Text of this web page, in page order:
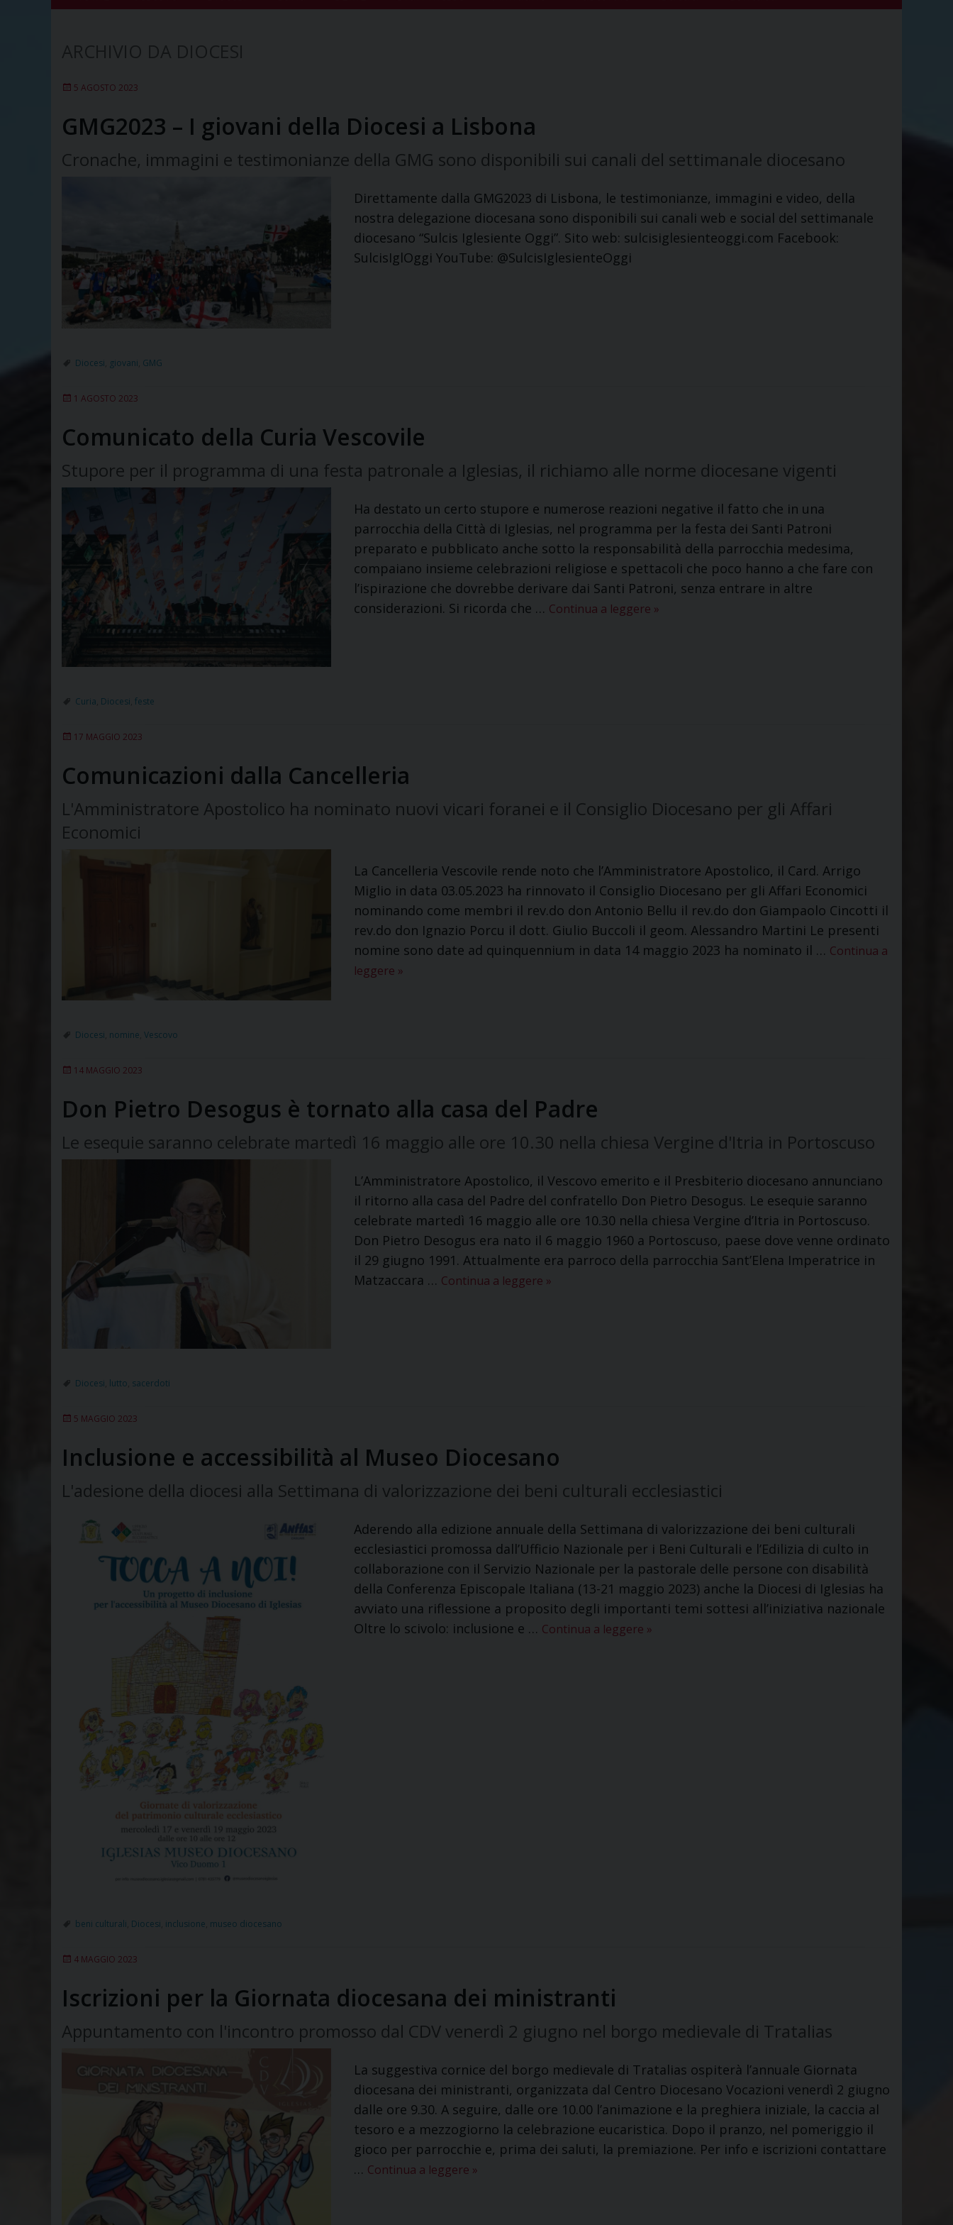
5 AGOSTO 2023
GMG2023 – I giovani della Diocesi a Lisbona
Cronache, immagini e testimonianze della GMG sono disponibili sui canali del settimanale diocesano
Direttamente dalla GMG2023 di Lisbona, le testimonianze, immagini e video, della
nostra delegazione diocesana sono disponibili sui canali web e social del settimanale
diocesano “Sulcis Iglesiente Oggi”. Sito web: sulcisiglesienteoggi.com Facebook:
SulcisIglOggi YouTube: @SulcisIglesienteOggi
Diocesi giovani GMG
1 AGOSTO 2023
Comunicato della Curia Vescovile
Stupore per il programma di una festa patronale a Iglesias, il richiamo alle norme diocesane vigenti
Ha destato un certo stupore e numerose reazioni negative il fatto che in una
parrocchia della Città di Iglesias, nel programma per la festa dei Santi Patroni
preparato e pubblicato anche sotto la responsabilità della parrocchia medesima,
compaiano insieme celebrazioni religiose e spettacoli che poco hanno a che fare con
l’ispirazione che dovrebbe derivare dai Santi Patroni, senza entrare in altre
considerazioni. Si ricorda che … Continua a leggere »
Curia Diocesi feste
17 MAGGIO 2023
Comunicazioni dalla Cancelleria
L'Amministratore Apostolico ha nominato nuovi vicari foranei e il Consiglio Diocesano per gli Affari
Economici
La Cancelleria Vescovile rende noto che l’Amministratore Apostolico, il Card. Arrigo
Miglio in data 03.05.2023 ha rinnovato il Consiglio Diocesano per gli Affari Economici
nominando come membri il rev.do don Antonio Bellu il rev.do don Giampaolo Cincotti il
rev.do don Ignazio Porcu il dott. Giulio Buccoli il geom. Alessandro Martini Le presenti
nomine sono date ad quinquennium in data 14 maggio 2023 ha nominato il … Continua a
leggere »
Diocesi nomine Vescovo
14 MAGGIO 2023
Don Pietro Desogus è tornato alla casa del Padre
Le esequie saranno celebrate martedì 16 maggio alle ore 10.30 nella chiesa Vergine d'Itria in Portoscuso
L’Amministratore Apostolico, il Vescovo emerito e il Presbiterio diocesano annunciano
il ritorno alla casa del Padre del confratello Don Pietro Desogus. Le esequie saranno
celebrate martedì 16 maggio alle ore 10.30 nella chiesa Vergine d’Itria in Portoscuso.
Don Pietro Desogus era nato il 6 maggio 1960 a Portoscuso, paese dove venne ordinato
il 29 giugno 1991. Attualmente era parroco della parrocchia Sant’Elena Imperatrice in
Matzaccara … Continua a leggere »
Diocesi lutto sacerdoti
5 MAGGIO 2023
Inclusione e accessibilità al Museo Diocesano
L'adesione della diocesi alla Settimana di valorizzazione dei beni culturali ecclesiastici
Aderendo alla edizione annuale della Settimana di valorizzazione dei beni culturali
ecclesiastici promossa dall’Ufficio Nazionale per i Beni Culturali e l’Edilizia di culto in
collaborazione con il Servizio Nazionale per la pastorale delle persone con disabilità
della Conferenza Episcopale Italiana (13-21 maggio 2023) anche la Diocesi di Iglesias ha
avviato una riflessione a proposito degli importanti temi sottesi all’iniziativa nazionale
Oltre lo scivolo: inclusione e … Continua a leggere »
beni culturali Diocesi inclusione museo diocesano
4 MAGGIO 2023
Iscrizioni per la Giornata diocesana dei ministranti
Appuntamento con l'incontro promosso dal CDV venerdì 2 giugno nel borgo medievale di Tratalias
La suggestiva cornice del borgo medievale di Tratalias ospiterà l’annuale Giornata
diocesana dei ministranti, organizzata dal Centro Diocesano Vocazioni venerdì 2 giugno
dalle ore 9.30. A seguire, dalle ore 10.00 l’animazione e la preghiera iniziale, la caccia al
tesoro e a mezzogiorno la celebrazione eucaristica. Dopo il pranzo, nel pomeriggio il
gioco per parrocchie e, prima dei saluti, la premiazione. Per info e iscrizioni contattare
… Continua a leggere »